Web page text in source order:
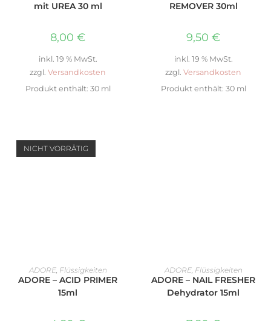
mit UREA 30 ml
8,00 €
inkl. 19 % MwSt.
zzgl. Versandkosten
Produkt enthält: 30 ml
REMOVER 30ml
9,50 €
inkl. 19 % MwSt.
zzgl. Versandkosten
Produkt enthält: 30 ml
NICHT VORRÄTIG
WEITERLESEN
ADORE, Flüssigkeiten
ADORE – ACID PRIMER
15ml
IN DEN WARENKORB
ADORE, Flüssigkeiten
ADORE – NAIL FRESHER
Dehydrator 15ml